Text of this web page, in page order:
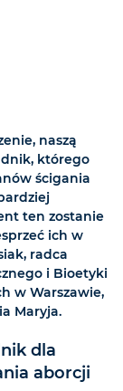
naszą
którego
ścigania
ten zostanie
ich w
radca
i Bioetyki
w Warszawie,
Maryja.
dla
aborcji